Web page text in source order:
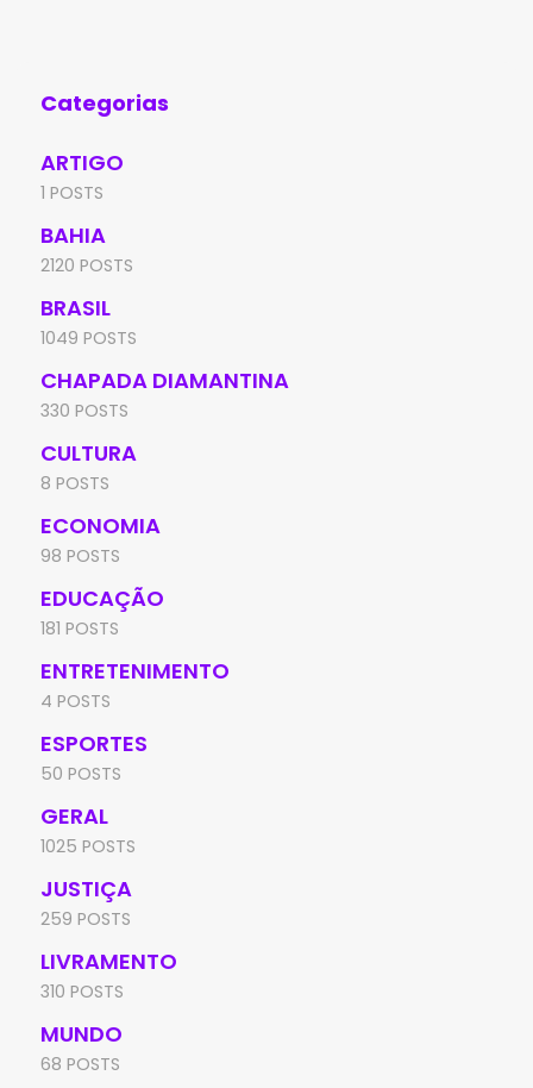
Categorias
ARTIGO
1 POSTS
BAHIA
2120 POSTS
BRASIL
1049 POSTS
CHAPADA DIAMANTINA
330 POSTS
CULTURA
8 POSTS
ECONOMIA
98 POSTS
EDUCAÇÃO
181 POSTS
ENTRETENIMENTO
4 POSTS
ESPORTES
50 POSTS
GERAL
1025 POSTS
JUSTIÇA
259 POSTS
LIVRAMENTO
310 POSTS
MUNDO
68 POSTS